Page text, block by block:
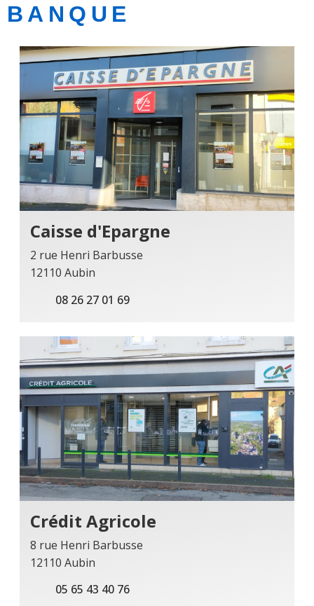
BANQUE
Caisse d'Epargne
2 rue Henri Barbusse
12110 Aubin
08 26 27 01 69
Crédit Agricole
8 rue Henri Barbusse
12110 Aubin
05 65 43 40 76